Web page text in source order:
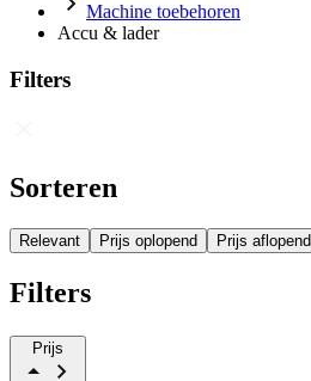
Machine toebehoren
Accu & lader
Filters
Sorteren
Relevant Prijs oplopend Prijs aflopend
Filters
Prijs